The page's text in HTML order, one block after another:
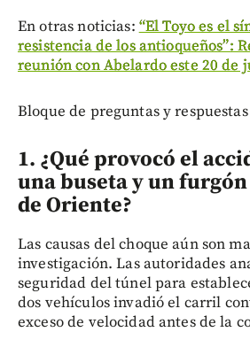
En otras noticias: “El Toyo es el
resistencia de los antioqueños”:
reunión con Abelardo este 20 de
Bloque de preguntas y respuestas
1. ¿Qué provocó el
una buseta y un
de Oriente?
Las causas del choque aún son
investigación. Las autoridades
seguridad del túnel para
dos vehículos invadió el carril
exceso de velocidad antes de la